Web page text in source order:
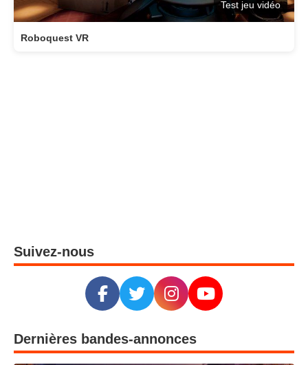
Test jeu vidéo
Roboquest VR
Suivez-nous
Dernières bandes-annonces